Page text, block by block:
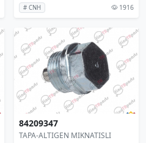
# CNH 1916
84209347
TAPA-ALTIGEN MIKNATISLI